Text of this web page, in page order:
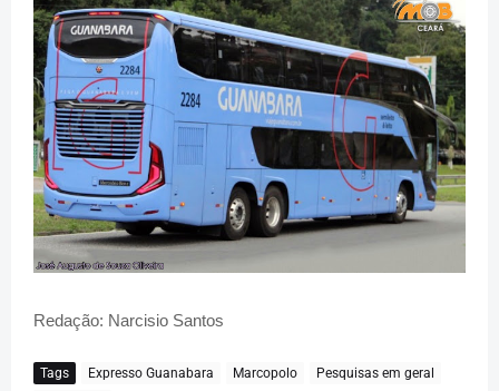
Redação: Narcisio Santos
Tags Expresso Guanabara Marcopolo
Pesquisas em geral